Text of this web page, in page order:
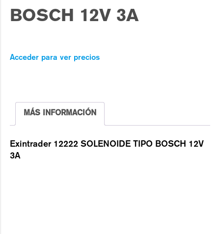
BOSCH 12V 3A
Acceder para ver precios
MÁS INFORMACIÓN
Exintrader 12222 SOLENOIDE TIPO BOSCH 12V
3A